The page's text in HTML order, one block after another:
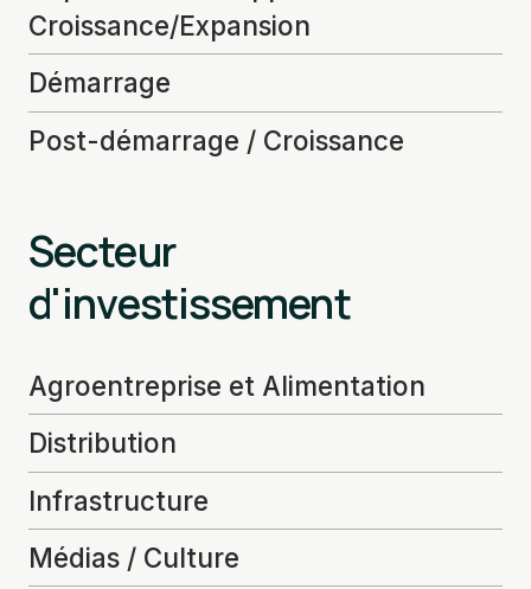
Croissance/Expansion
Démarrage
Post-démarrage / Croissance
Secteur
d'investissement
Agroentreprise et Alimentation
Distribution
Infrastructure
Médias / Culture